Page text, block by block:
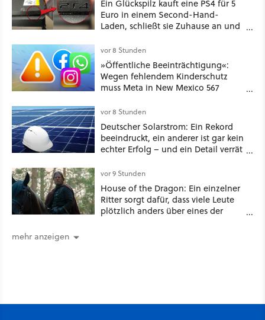
Ein Glückspilz kauft eine PS4 für 5
Euro in einem Second-Hand-
Laden, schließt sie Zuhause an und
funktionierende PlayStation [Best of
GameStar]
vor 8 Stunden
»Öffentliche Beeinträchtigung«:
Wegen fehlendem Kinderschutz
muss Meta in New Mexico 567
vor 8 Stunden
Deutscher Solarstrom: Ein Rekord
beeindruckt, ein anderer ist gar kein
echter Erfolg – und ein Detail verrät
jede Zahl
vor 9 Stunden
House of the Dragon: Ein einzelner
Ritter sorgt dafür, dass viele Leute
plötzlich anders über eines der
mehr anzeigen